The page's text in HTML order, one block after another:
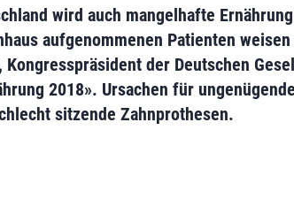
wird auch mangelhafte
aufgenommenen Patienten
der Deutschen
2018». Ursachen für
sitzende Zahnprothesen.